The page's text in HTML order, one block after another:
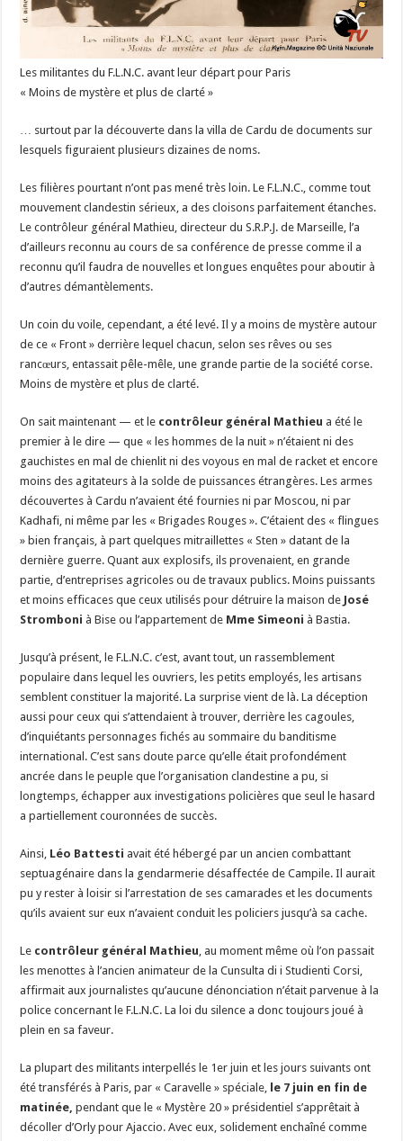
Les militantes du F.L.N.C. avant leur départ pour Paris
« Moins de mystère et plus de clarté »
… surtout par la découverte dans la villa de Cardu de documents sur
lesquels figuraient plusieurs dizaines de noms.
Les filières pourtant n’ont pas mené très loin. Le F.L.N.C., comme tout
mouvement clandestin sérieux, a des cloisons parfaitement étanches.
Le contrôleur général Mathieu, directeur du S.R.P.J. de Marseille, l’a
d’ailleurs reconnu au cours de sa conférence de presse comme il a
reconnu qu’il faudra de nouvelles et longues enquêtes pour aboutir à
d’autres démantèlements.
Un coin du voile, cependant, a été levé. Il y a moins de mystère autour
de ce « Front » derrière lequel chacun, selon ses rêves ou ses
rancœurs, entassait pêle-mêle, une grande partie de la société corse.
Moins de mystère et plus de clarté.
On sait maintenant — et le contrôleur général Mathieu a été le
premier à le dire — que « les hommes de la nuit » n’étaient ni des
gauchistes en mal de chienlit ni des voyous en mal de racket et encore
moins des agitateurs à la solde de puissances étrangères. Les armes
découvertes à Cardu n’avaient été fournies ni par Moscou, ni par
Kadhafi, ni même par les « Brigades Rouges ». C’étaient des « flingues
» bien français, à part quelques mitraillettes « Sten » datant de la
dernière guerre. Quant aux explosifs, ils provenaient, en grande
partie, d’entreprises agricoles ou de travaux publics. Moins puissants
et moins efficaces que ceux utilisés pour détruire la maison de José
Stromboni à Bise ou l’appartement de Mme Simeoni à Bastia.
Jusqu’à présent, le F.L.N.C. c’est, avant tout, un rassemblement
populaire dans lequel les ouvriers, les petits employés, les artisans
semblent constituer la majorité. La surprise vient de là. La déception
aussi pour ceux qui s’attendaient à trouver, derrière les cagoules,
d’inquiétants personnages fichés au sommaire du banditisme
international. C’est sans doute parce qu’elle était profondément
ancrée dans le peuple que l’organisation clandestine a pu, si
longtemps, échapper aux investigations policières que seul le hasard
a partiellement couronnées de succès.
Ainsi, Léo Battesti avait été hébergé par un ancien combattant
septuagénaire dans la gendarmerie désaffectée de Campile. Il aurait
pu y rester à loisir si l’arrestation de ses camarades et les documents
qu’ils avaient sur eux n’avaient conduit les policiers jusqu’à sa cache.
Le contrôleur général Mathieu , au moment même où l’on passait
les menottes à l’ancien animateur de la Cunsulta di i Studienti Corsi,
affirmait aux journalistes qu’aucune dénonciation n’était parvenue à la
police concernant le F.L.N.C. La loi du silence a donc toujours joué à
plein en sa faveur.
La plupart des militants interpellés le 1er juin et les jours suivants ont
été transférés à Paris, par « Caravelle » spéciale, le 7 juin en fin de
matinée, pendant que le « Mystère 20 » présidentiel s’apprêtait à
décoller d’Orly pour Ajaccio. Avec eux, solidement enchaîné comme